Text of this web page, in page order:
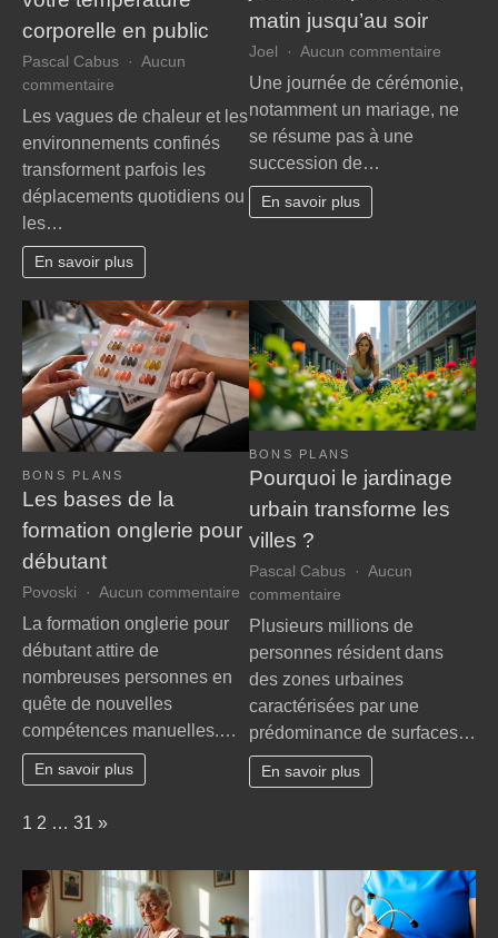
corporelle en public
Pascal Cabus
Aucun
commentaire
Fluxofan
la
solution
discrète
réguler
votre
corporelle
en
public
Les vagues de chaleur et les
environnements confinés
transforment parfois les
déplacements quotidiens ou
les…
En savoir plus
matin jusqu’au soir
Joel Aucun commentaire
Les
d’une
Une journée de cérémonie,
notamment un mariage, ne
se résume pas à une
succession de…
En savoir plus
BONS PLANS
Les bases de la
formation onglerie pour
débutant
Povoski Aucun commentaire sur
bases
de
la
formation
onglerie
pour
débutant
La formation onglerie pour
débutant attire de
nombreuses personnes en
quête de nouvelles
compétences manuelles.…
En savoir plus
BONS PLANS
Pourquoi le jardinage
urbain transforme les
villes ?
Pascal Cabus
Aucun
commentaire
Pourquoi
jardinage
urbain
transforme
les
villes
?
Plusieurs millions de
personnes résident dans
des zones urbaines
caractérisées par une
prédominance de surfaces…
En savoir plus
Page:
1 2 … 31 Next
»